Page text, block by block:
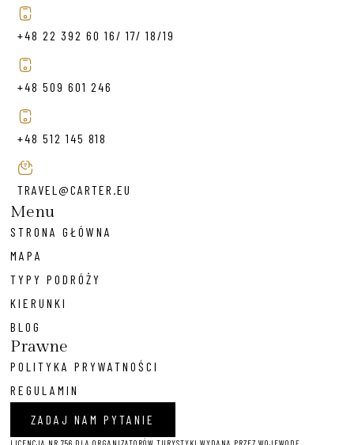
+48 22 392 60 16/ 17/ 18/19
+48 509 601 246
+48 512 145 818
TRAVEL@CARTER.EU
Menu
STRONA GŁÓWNA
MAPA
TYPY PODRÓŻY
KIERUNKI
BLOG
Prawne
POLITYKA PRYWATNOŚCI
REGULAMIN
ZADAJ NAM PYTANIE